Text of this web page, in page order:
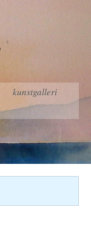
kunstgalleri